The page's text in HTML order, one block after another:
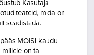
Kasutaja
teateid, mida on
seadistada.
MOISi kaudu
millele on ta